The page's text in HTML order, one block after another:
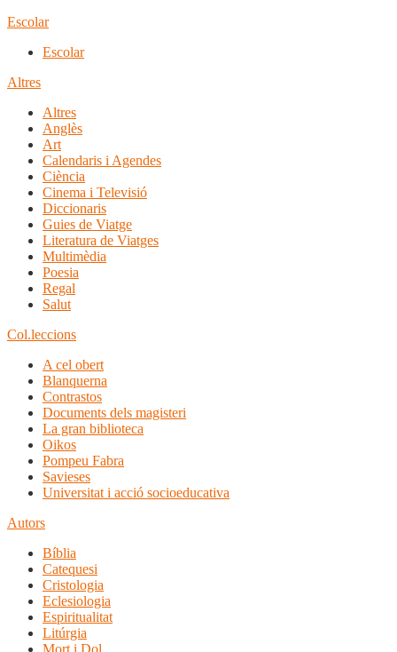
Escolar
Escolar
Altres
Altres
Anglès
Art
Calendaris i Agendes
Ciència
Cinema i Televisió
Diccionaris
Guies de Viatge
Literatura de Viatges
Multimèdia
Poesia
Regal
Salut
Col.leccions
A cel obert
Blanquerna
Contrastos
Documents dels magisteri
La gran biblioteca
Oikos
Pompeu Fabra
Savieses
Universitat i acció socioeducativa
Autors
Bíblia
Catequesi
Cristologia
Eclesiologia
Espiritualitat
Litúrgia
Mort i Dol